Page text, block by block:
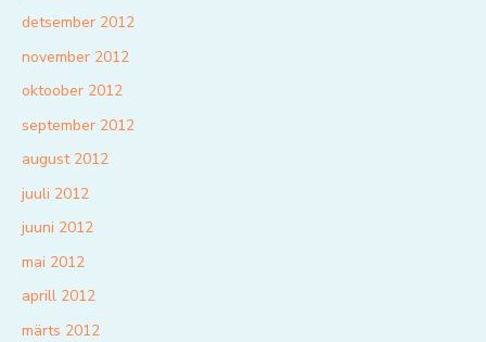
detsember 2012
november 2012
oktoober 2012
september 2012
august 2012
juuli 2012
juuni 2012
mai 2012
aprill 2012
märts 2012